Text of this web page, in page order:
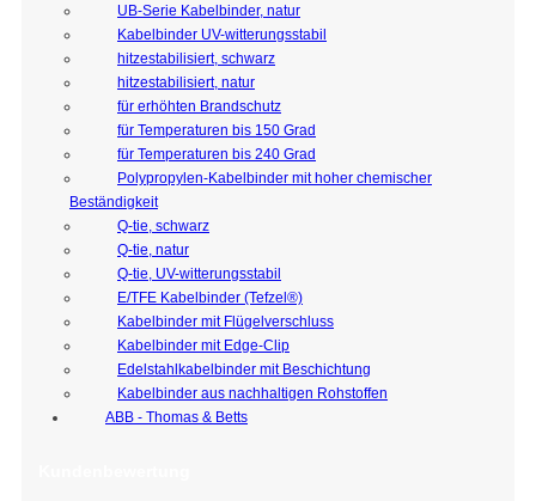
UB-Serie Kabelbinder, natur
Kabelbinder UV-witterungsstabil
hitzestabilisiert, schwarz
hitzestabilisiert, natur
für erhöhten Brandschutz
für Temperaturen bis 150 Grad
für Temperaturen bis 240 Grad
Polypropylen-Kabelbinder mit hoher chemischer
Beständigkeit
Q-tie, schwarz
Q-tie, natur
Q-tie, UV-witterungsstabil
E/TFE Kabelbinder (Tefzel®)
Kabelbinder mit Flügelverschluss
Kabelbinder mit Edge-Clip
Edelstahlkabelbinder mit Beschichtung
Kabelbinder aus nachhaltigen Rohstoffen
ABB - Thomas & Betts